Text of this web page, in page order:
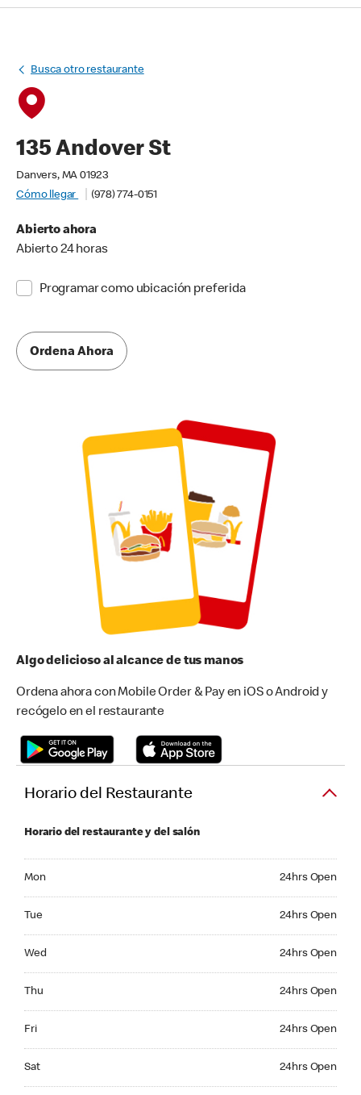
Busca otro restaurante
135 Andover St
Danvers, MA 01923
Cómo llegar
(978) 774-0151
Abierto ahora
Abierto 24 horas
Programar como ubicación preferida
Ordena Ahora
Algo delicioso al alcance de tus manos
Ordena ahora con Mobile Order & Pay en iOS o Android y
recógelo en el restaurante
Horario del Restaurante
Horario del restaurante y del salón
Mon 24hrs Open
Tue 24hrs Open
Wed 24hrs Open
Thu 24hrs Open
Fri 24hrs Open
Sat 24hrs Open